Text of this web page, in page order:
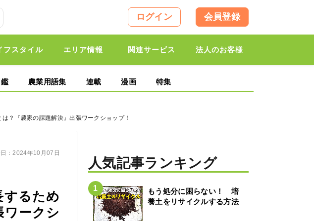
ログイン 会員登録
フスタイル エリア情報 関連サービス 法人のお客様
農業用語集 連載 漫画 特集
？『農家の課題解決』出張ワークショップ！
するため
ワークシ
：2024年10月07日
人気記事ランキング
もう処分に困らない！ 培
養土をリサイクルする方法